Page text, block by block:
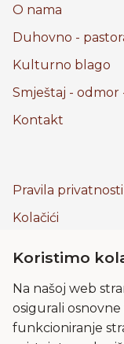
O nama
Duhovno -
Kulturno blago
Smještaj - odmor
Kontakt
Pravila privatnosti
Kolačići
Impressum
Lokacija
Koristimo
Na našoj web
osigurali
funkcioniranje